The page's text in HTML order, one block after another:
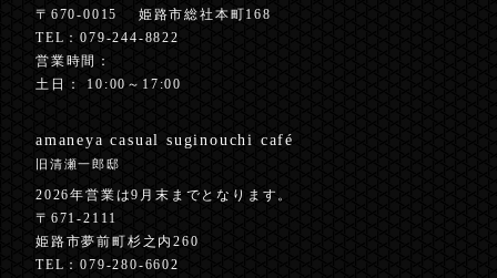
〒670-0015
姫路市総社本町168
TEL：079-244-8822
営業時間：
土日： 10:00～17:00
amaneya casualsuginouchi café
旧清瀬一郎邸
2026年営業は9月末までとなります。
〒671-2111
姫路市夢前町杉之内260
TEL：079-280-6602